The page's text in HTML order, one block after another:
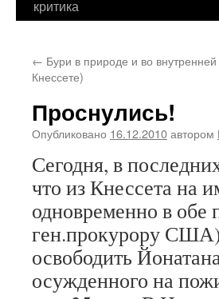
критика
← Бури в природе и во
Кнессете)
Проснулись!
Опубликовано 16.12.2010автором
Сегодня, в
что из Кнессета на
одновременно в обе
ген.прокурору
освободить
осужденного на